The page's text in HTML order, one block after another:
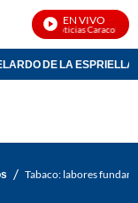
EN VIVO
Noticias Caracol En
DE LA ESPRIELLA
/ Tabaco: labores